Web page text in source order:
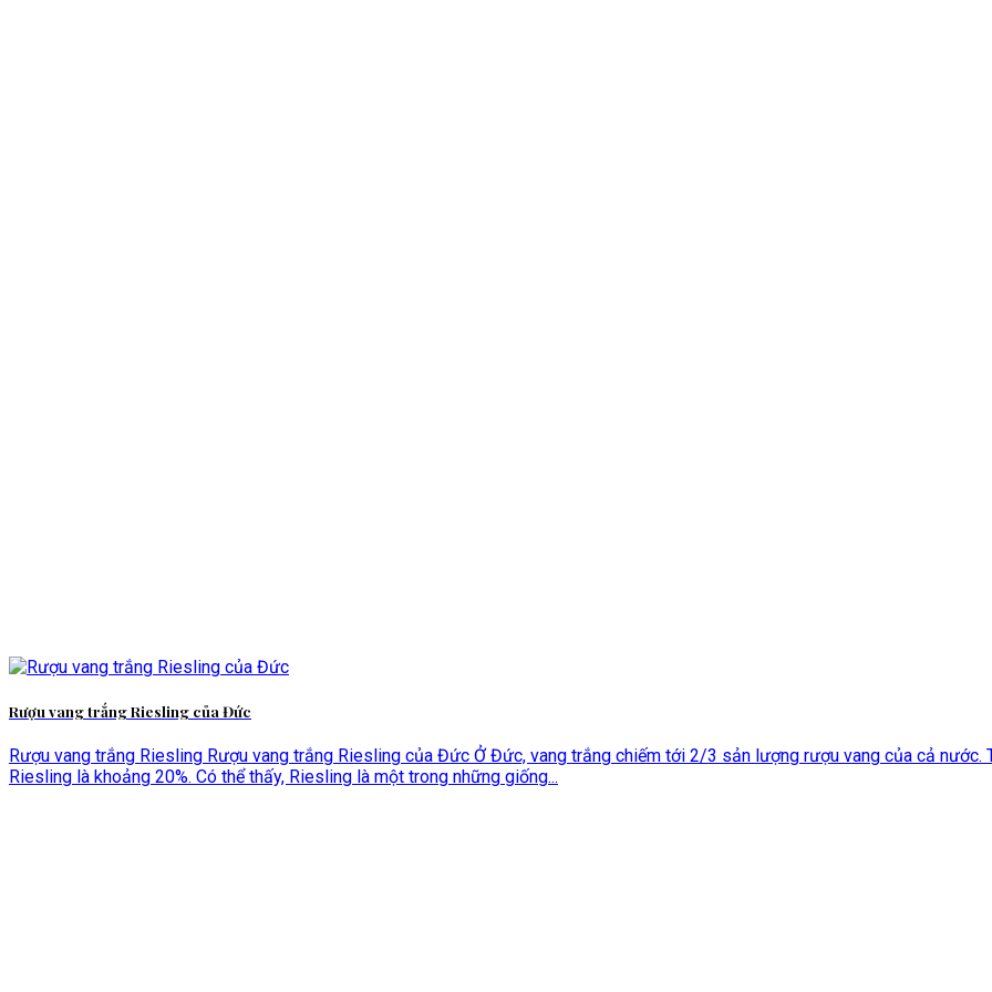
Rượu vang trắng Riesling của Đức
Rượu vang trắng Riesling Rượu vang trắng Riesling của Đức Ở Đức, vang trắng chiếm tới 2/3 sản lượng rượu vang của cả
Riesling là khoảng 20%. Có thể thấy, Riesling là một trong những giống...